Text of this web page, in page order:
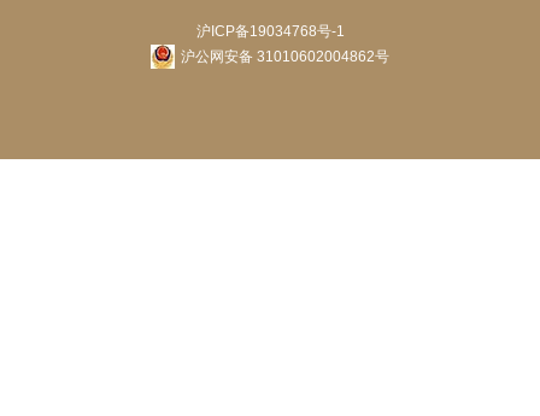
沪ICP备19034768号-1
沪公网安备 31010602004862号